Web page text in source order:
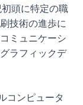
頭に特定の職
技術の進歩に
ミュニケーシ
ラフィックデ
コンピュータ